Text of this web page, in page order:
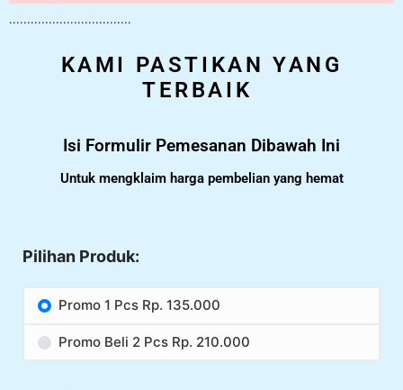
..................................
KAMI PASTIKAN YANG
TERBAIK
Isi Formulir Pemesanan Dibawah Ini
Untuk mengklaim harga pembelian yang hemat
Pilihan Produk:
Promo 1 Pcs Rp. 135.000
Promo Beli 2 Pcs Rp. 210.000